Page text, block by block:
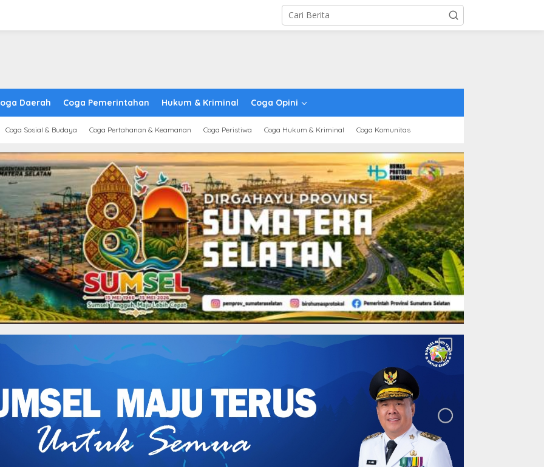
Daerah Coga Pemerintahan Hukum & Kriminal Coga Opini
Coga Sosial & Budaya Coga Pertahanan & Keamanan Coga Peristiwa Coga Hukum & Kriminal Coga Komunitas